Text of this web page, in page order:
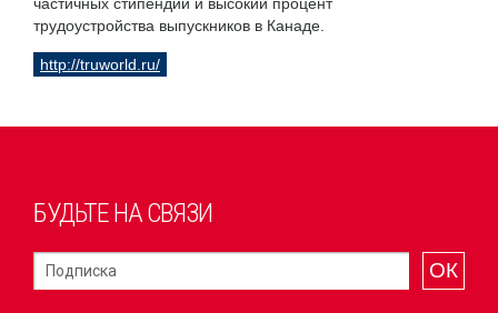
частичных стипендий и высокий процент
трудоустройства выпускников в Канаде.
http://truworld.ru/
БУДЬТЕ НА СВЯЗИ
ОК